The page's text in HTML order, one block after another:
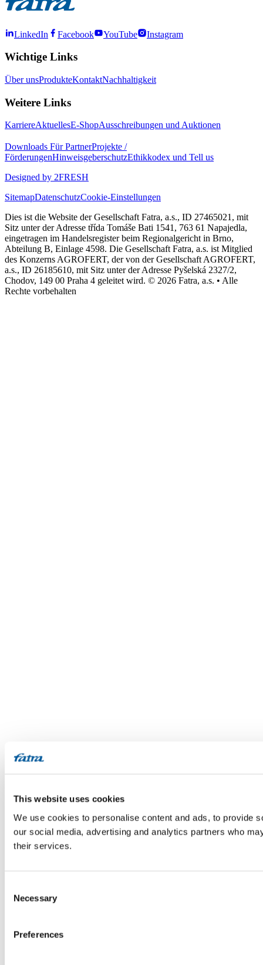
This website uses cookies
We use cookies to personalise content and ads, to provide
our social media, advertising and analytics partners who
their services.
Selection
Necessary
Preferences
LinkedIn Facebook YouTube Instagram
Wichtige Links
Über unsProdukteKontaktNachhaltigkeit
Weitere Links
KarriereAktuellesE-ShopAusschreibungen und Auktionen
Downloads Für PartnerProjekte /
FörderungenHinweisgeberschutzEthikkodex und Tell us
Designed by 2FRESH
SitemapDatenschutzCookie-Einstellungen
Dies ist die Website der Gesellschaft Fatra, a.s., ID 27465021, mit
Sitz unter der Adresse třída Tomáše Bati 1541, 763 61 Napajedla,
eingetragen im Handelsregister beim Regionalgericht in Brno,
Abteilung B, Einlage 4598. Die Gesellschaft Fatra, a.s. ist Mitglied
des Konzerns AGROFERT, der von der Gesellschaft AGROFERT,
a.s., ID 26185610, mit Sitz unter der Adresse Pyšelská 2327/2,
Chodov, 149 00 Praha 4 geleitet wird. © 2026 Fatra, a.s. • Alle
Rechte vorbehalten